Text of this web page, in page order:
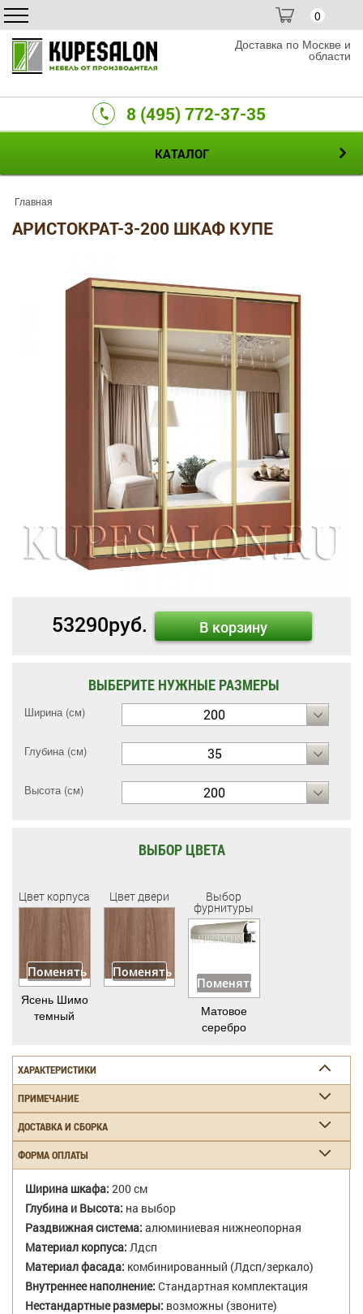
0
Доставка по Москве и
области
8 (495) 772-37-35
КАТАЛОГ
Главная
АРИСТОКРАТ-3-200 ШКАФ КУПЕ
53290руб. В корзину
ВЫБЕРИТЕ НУЖНЫЕ РАЗМЕРЫ
Ширина (см) 200
Глубина (см) 35
Высота (см) 200
ВЫБОР ЦВЕТА
Цвет корпуса
Поменять
Ясень Шимо
темный
Цвет двери
Поменять
Выбор
фурнитуры
Поменять
Матовое
серебро
ХАРАКТЕРИСТИКИ
ПРИМЕЧАНИЕ
ДОСТАВКА И СБОРКА
ФОРМА ОПЛАТЫ
Ширина шкафа: 200 см
Глубина и Высота: на выбор
Раздвижная система: алюминиевая нижнеопорная
Материал корпуса: Лдсп
Материал фасада: комбинированный (Лдсп/зеркало)
Внутреннее наполнение: Стандартная комплектация
Нестандартные размеры: возможны (звоните)